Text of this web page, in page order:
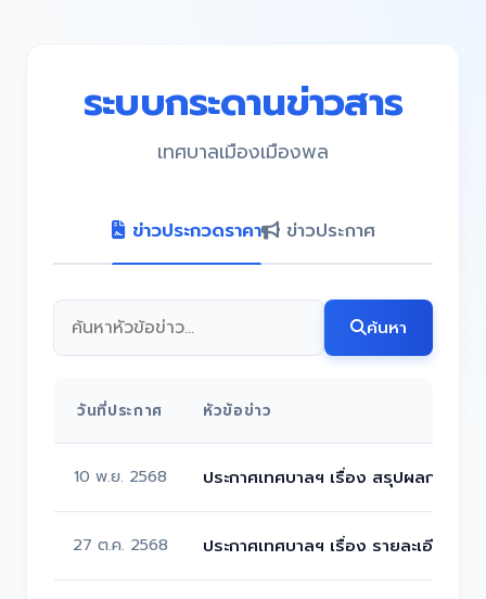
ระบบกระดานข่าวสาร
เทศบาลเมืองเมืองพล
ข่าวประกวดราคา ข่าวประกาศ
ค้นหา
วันที่ประกาศ หัวข้อข่าว
10 พ.ย. 2568 ประกาศเทศบาลฯ เรื่อง สรุปผลการด
27 ต.ค. 2568 ประกาศเทศบาลฯ เรื่อง รายละเอียดร